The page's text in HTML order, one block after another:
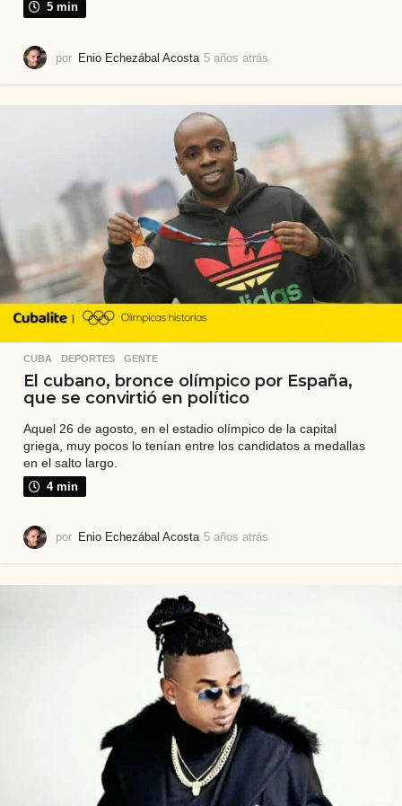
5 min
por Enio Echezábal Acosta 5 años atrás
o
a
á
CUBA ,DEPORTES ,GENTE
El cubano, bronce olímpico por España,
que se convirtió en político
Aquel 26 de agosto, en el estadio olímpico de la capital
griega, muy pocos lo tenían entre los candidatos a medallas
en el salto largo.
4 min
por Enio Echezábal Acosta 5 años atrás